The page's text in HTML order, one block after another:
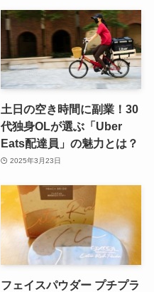
土日の空き時間に副業！30
代独身OLが選ぶ「Uber
Eats配達員」の魅力とは？
2025年3月23日
フェイスパウダー プチプラ